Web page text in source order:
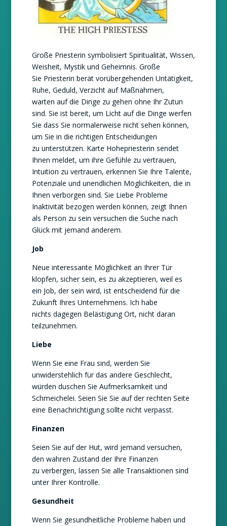
Große Priesterin symbolisiert Spiritualität, Wissen,
Weisheit, Mystik und Geheimnis. Große
Sie Priesterin berät vorübergehenden Untätigkeit,
Ruhe, Geduld, Verzicht auf Maßnahmen,
warten auf die Dinge zu gehen ohne Ihr Zutun
sind. Sie ist bereit, um Licht auf die Dinge werfen
Sie dass Sie normalerweise nicht sehen können,
um Sie in die richtigen Entscheidungen
zu unterstützen. Karte Hohepriesterin sendet
Ihnen meldet, um ihre Gefühle zu vertrauen,
Intuition zu vertrauen, erkennen Sie Ihre Talente,
Potenziale und unendlichen Möglichkeiten, die in
Ihnen verborgen sind. Sie Liebe Probleme
Inaktivität bezogen werden können, zeigt Ihnen
als Person zu sein versuchen die Suche nach
Glück mit jemand anderem.
Job
Neue interessante Möglichkeit an Ihrer Tür
klopfen, sicher sein, es zu akzeptieren, weil es
ein Job, der sein wird, ist entscheidend für die
Zukunft Ihres Unternehmens. Ich habe
nichts dagegen Belästigung Ort, nicht daran
teilzunehmen.
Liebe
Wenn Sie eine Frau sind, werden Sie
unwiderstehlich für das andere Geschlecht,
würden duschen Sie Aufmerksamkeit und
Schmeichelei. Seien Sie Sie auf der rechten Seite
eine Benachrichtigung sollte nicht verpasst.
Finanzen
Seien Sie auf der Hut, wird jemand versuchen,
den wahren Zustand der Ihre Finanzen
zu verbergen, lassen Sie alle Transaktionen sind
unter Ihrer Kontrolle.
Gesundheit
Wenn Sie gesundheitliche Probleme haben und